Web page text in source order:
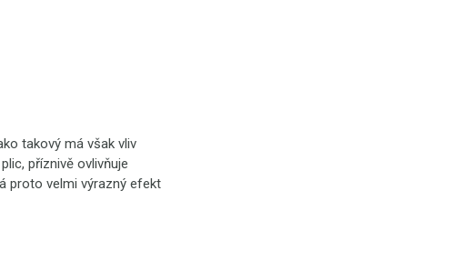
takový má však vliv
příznivě ovlivňuje
proto velmi výrazný efekt